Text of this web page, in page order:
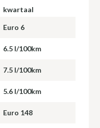
kwartaal
Euro 6
6.5 l/100km
7.5 l/100km
5.6 l/100km
Euro 148